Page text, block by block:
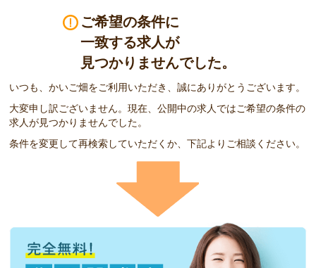
ご希望の条件に
一致する求人が
見つかりませんでした。
いつも、かいご畑をご利用いただき、誠にありがとうございます。
大変申し訳ございません。現在、公開中の求人ではご希望の条件の
求人が見つかりませんでした。
条件を変更して再検索していただくか、下記よりご相談ください。